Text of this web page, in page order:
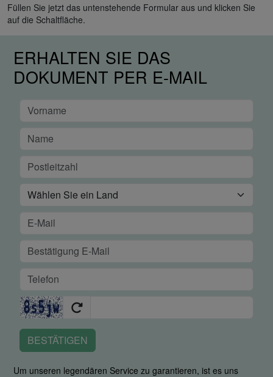
Füllen Sie jetzt das untenstehende Formular aus und klicken Sie
auf die Schaltfläche.
ERHALTEN SIE DAS
DOKUMENT PER E-MAIL
BESTÄTIGEN
Um unseren legendären Service zu garantieren, ist es uns